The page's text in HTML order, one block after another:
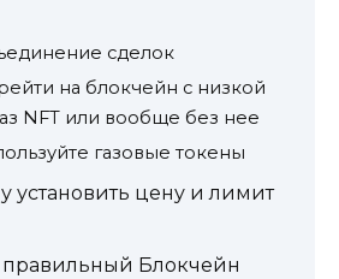
сделок
на блокчейн с низкой
NFT или вообще без нее
газовые токены
установить цену и лимит
Блокчейн